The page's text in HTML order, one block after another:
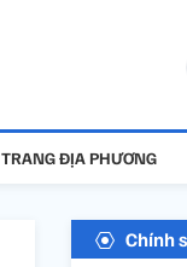
TRANG ĐỊA PHƯƠNG
Chính